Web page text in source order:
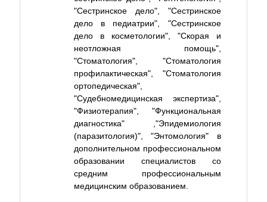
"Сестринское дело", "Сестринское
дело в педиатрии", "Сестринское
дело в косметологии", "Скорая и
неотложная помощь",
"Стоматология", "Стоматология
профилактическая", "Стоматология
ортопедическая",
"Судебномедицинская экспертиза",
"Физиотерапия", "Функциональная
диагностика" ,"Эпидемиология
(паразитология)", "Энтомология" в
дополнительном профессиональном
образовании специалистов со
средним профессиональным
медицинским образованием.